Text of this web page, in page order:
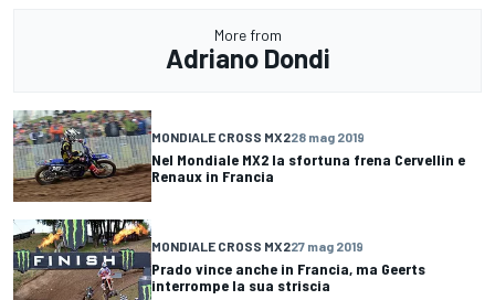
More from
Adriano Dondi
MONDIALE CROSS MX228 mag 2019
Nel Mondiale MX2 la sfortuna frena Cervellin e
Renaux in Francia
MONDIALE CROSS MX227 mag 2019
Prado vince anche in Francia, ma Geerts
interrompe la sua striscia